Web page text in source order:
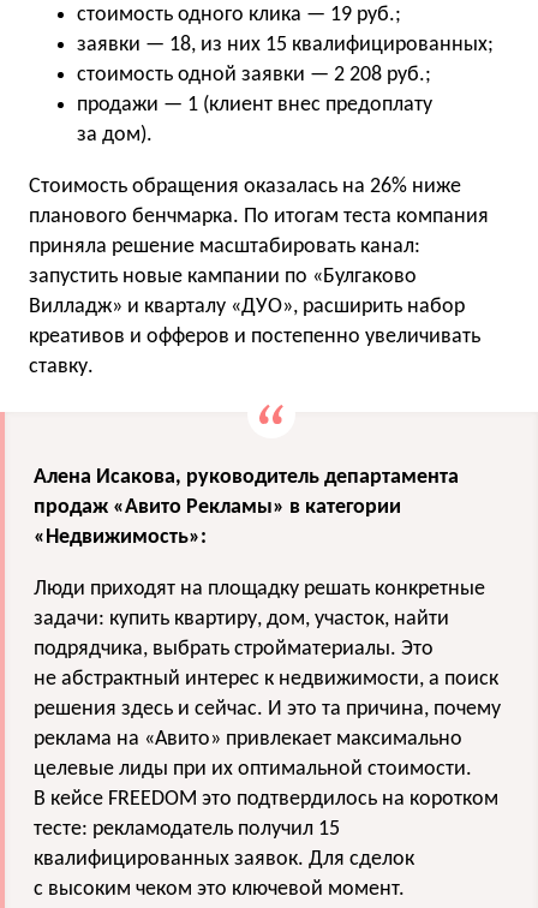
стоимость одного клика — 19 руб.;
заявки — 18, из них 15 квалифицированных;
стоимость одной заявки — 2 208 руб.;
продажи — 1 (клиент внес предоплату
за дом).
Стоимость обращения оказалась на 26% ниже
планового бенчмарка. По итогам теста компания
приняла решение масштабировать канал:
запустить новые кампании по «Булгаково
Вилладж» и кварталу «ДУО», расширить набор
креативов и офферов и постепенно увеличивать
ставку.
Алена Исакова, руководитель департамента
продаж «Авито Рекламы» в категории
«Недвижимость»:
Люди приходят на площадку решать конкретные
задачи: купить квартиру, дом, участок, найти
подрядчика, выбрать стройматериалы. Это
не абстрактный интерес к недвижимости, а поиск
решения здесь и сейчас. И это та причина, почему
реклама на «Авито» привлекает максимально
целевые лиды при их оптимальной стоимости.
В кейсе FREEDOM это подтвердилось на коротком
тесте: рекламодатель получил 15
квалифицированных заявок. Для сделок
с высоким чеком это ключевой момент.